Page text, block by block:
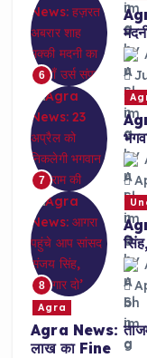
6
7
8
Agra
Agra News:
लाख का Fine